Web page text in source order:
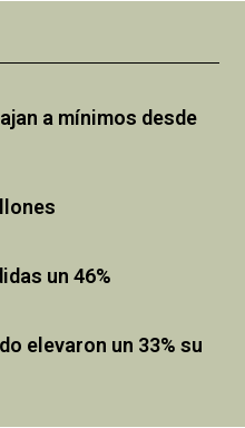
a mínimos desde
un 46%
elevaron un 33% su